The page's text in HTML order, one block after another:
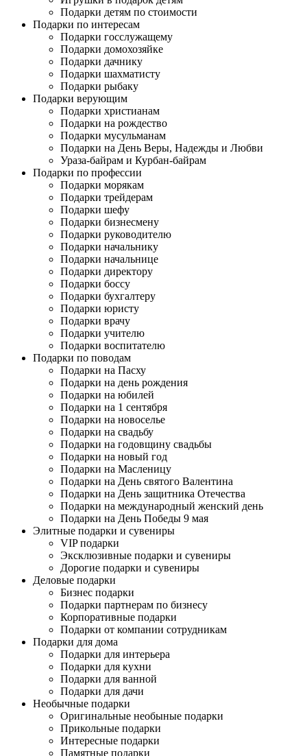
Подарки детям по стоимости
Подарки по интересам
Подарки госслужащему
Подарки домохозяйке
Подарки дачнику
Подарки шахматисту
Подарки рыбаку
Подарки верующим
Подарки христианам
Подарки на рождество
Подарки мусульманам
Подарки на День Веры, Надежды и Любви
Ураза-байрам и Курбан-байрам
Подарки по профессии
Подарки морякам
Подарки трейдерам
Подарки шефу
Подарки бизнесмену
Подарки руководителю
Подарки начальнику
Подарки начальнице
Подарки директору
Подарки боссу
Подарки бухгалтеру
Подарки юристу
Подарки врачу
Подарки учителю
Подарки воспитателю
Подарки по поводам
Подарки на Пасху
Подарки на день рождения
Подарки на юбилей
Подарки на 1 сентября
Подарки на новоселье
Подарки на свадьбу
Подарки на годовщину свадьбы
Подарки на новый год
Подарки на Масленицу
Подарки на День святого Валентина
Подарки на День защитника Отечества
Подарки на международный женский день
Подарки на День Победы 9 мая
Элитные подарки и сувениры
VIP подарки
Эксклюзивные подарки и сувениры
Дорогие подарки и сувениры
Деловые подарки
Бизнес подарки
Подарки партнерам по бизнесу
Корпоративные подарки
Подарки от компании сотрудникам
Подарки для дома
Подарки для интерьера
Подарки для кухни
Подарки для ванной
Подарки для дачи
Необычные подарки
Оригинальные необыные подарки
Прикольные подарки
Интересные подарки
Памятные подарки